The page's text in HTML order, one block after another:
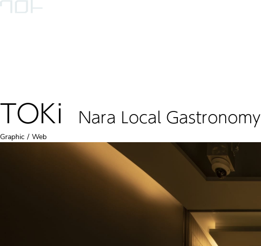
TOKi Nara Local Gastronomy
Graphic Web